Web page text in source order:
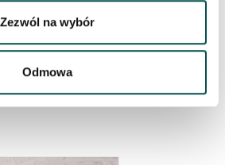
Zezwól na wybór
Odmowa
IMPERIAL GREEN –
KAMIEŃ NA BLATY I